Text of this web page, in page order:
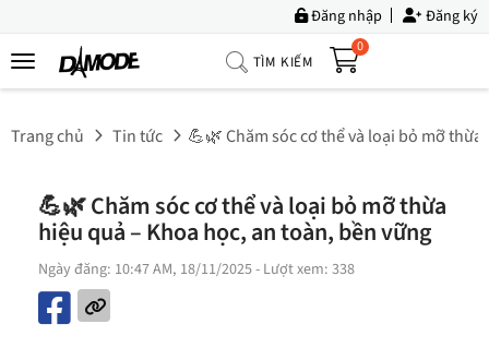
Đăng nhập Đăng ký
TÌM KIẾM
0
Trang
Phẩm
Trang chủ Tin tức 💪🌿 Chăm sóc cơ thể và loại bỏ mỡ
💪🌿 Chăm sóc cơ thể và loại bỏ mỡ thừa
hiệu quả – Khoa học, an toàn, bền vững
Ngày đăng: 10:47 AM, 18/11/2025- Lượt xem: 338